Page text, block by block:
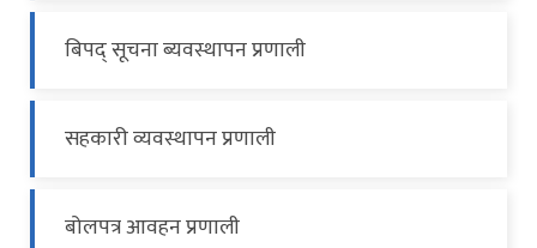
बिपद् सूचना ब्यवस्थापन प्रणाली
सहकारी व्यवस्थापन प्रणाली
बोलपत्र आवहन प्रणाली